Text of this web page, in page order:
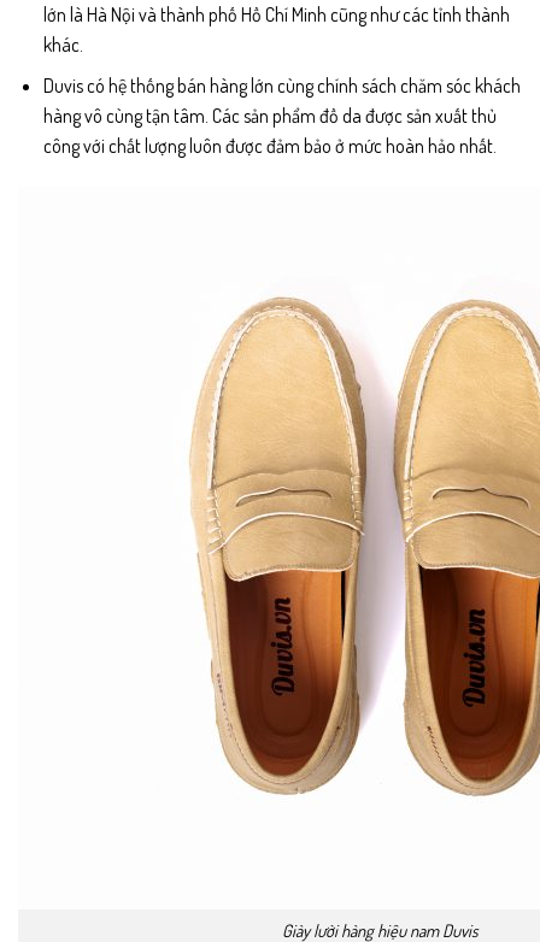
lớn là Hà Nội và thành phố Hồ Chí Minh cũng như các tỉnh thành
khác.
Duvis có hệ thống bán hàng lớn cùng chính sách chăm sóc khách
hàng vô cùng tận tâm. Các sản phẩm đồ da được sản xuất thủ
công với chất lượng luôn được đảm bảo ở mức hoàn hảo nhất.
Giày lười hàng hiệu nam Duvis